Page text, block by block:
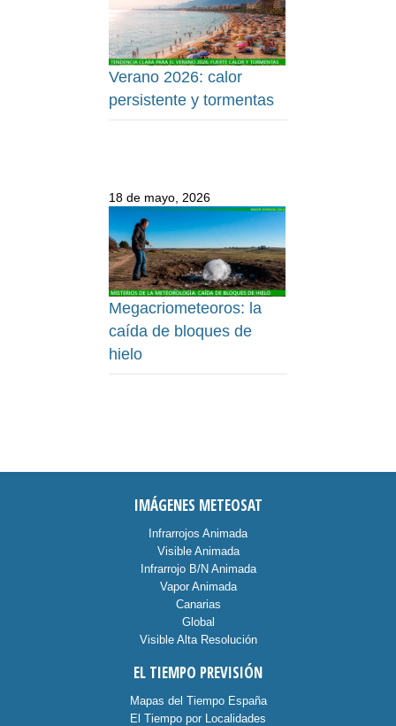
Verano 2026: calor
persistente y tormentas
18 de mayo, 2026
Megacriometeoros: la
caída de bloques de
hielo
IMÁGENES METEOSAT
Infrarrojos Animada
Visible Animada
Infrarrojo B/N Animada
Vapor Animada
Canarias
Global
Visible Alta Resolución
EL TIEMPO PREVISIÓN
Mapas del Tiempo España
El Tiempo por Localidades